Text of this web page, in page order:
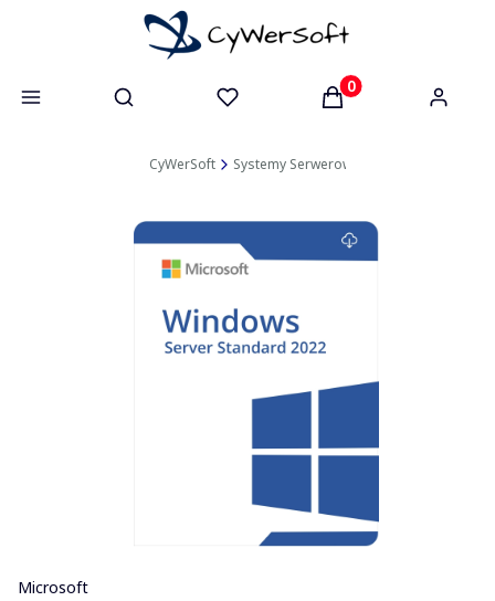
Otwórz wyszukiwarkę Produkty w
CyWerSoft Systemy Serwerowe
Microsoft